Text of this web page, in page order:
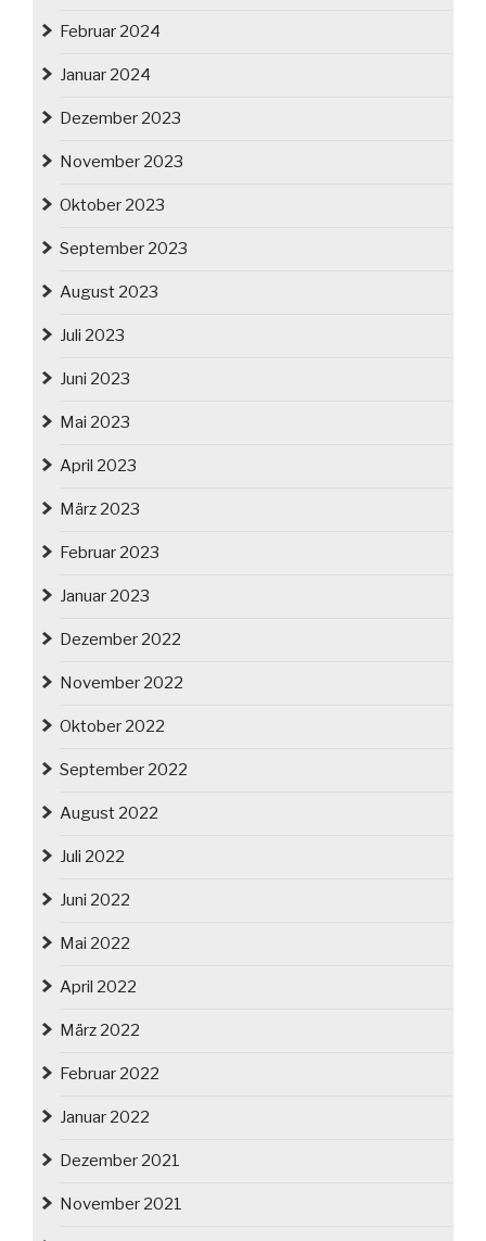
Februar 2024
Januar 2024
Dezember 2023
November 2023
Oktober 2023
September 2023
August 2023
Juli 2023
Juni 2023
Mai 2023
April 2023
März 2023
Februar 2023
Januar 2023
Dezember 2022
November 2022
Oktober 2022
September 2022
August 2022
Juli 2022
Juni 2022
Mai 2022
April 2022
März 2022
Februar 2022
Januar 2022
Dezember 2021
November 2021